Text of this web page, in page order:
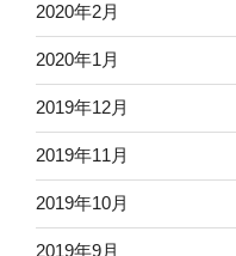
2020年2月
2020年1月
2019年12月
2019年11月
2019年10月
2019年9月